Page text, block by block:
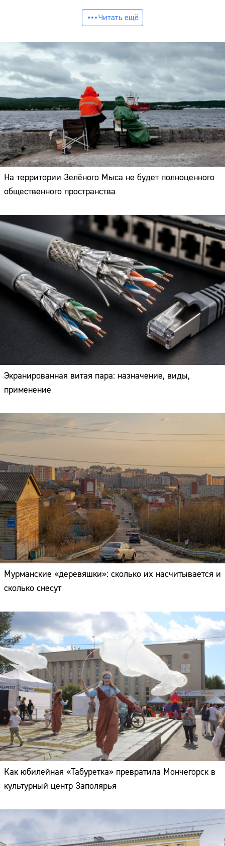
Читать ещё
На территории Зелёного Мыса не будет полноценного
общественного пространства
Экранированная витая пара: назначение, виды,
применение
Мурманские «деревяшки»: сколько их насчитывается и
сколько снесут
Как юбилейная «Табуретка» превратила Мончегорск в
культурный центр Заполярья